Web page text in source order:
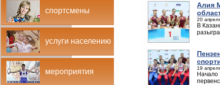
спортсмены
услуги населению
мероприятия
Алия
20
В
19
Начало